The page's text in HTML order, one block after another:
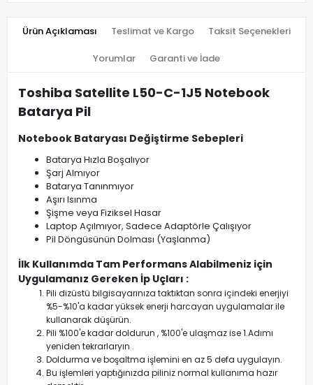
Ürün Açıklaması Teslimat ve Kargo Taksit Seçenekleri
Yorumlar Garanti ve İade
Toshiba Satellite L50-C-1J5 Notebook
Batarya Pil
Notebook Bataryası Değiştirme Sebepleri
Batarya Hızla Boşalıyor
Şarj Almıyor
Batarya Tanınmıyor
Aşırı Isınma
Şişme veya Fiziksel Hasar
Laptop Açılmıyor, Sadece Adaptörle Çalışıyor
Pil Döngüsünün Dolması (Yaşlanma)
İlk Kullanımda Tam Performans Alabilmeniz için
Uygulamanız Gereken İp Uçları :
Pili dizüstü bilgisayarınıza taktıktan sonra içindeki enerjiyi
%5-%10'a kadar yüksek enerji harcayan uygulamalar ile
kullanarak düşürün.
Pili %100'e kadar doldurun , %100'e ulaşmaz ise 1.Adımı
yeniden tekrarlaryın .
Doldurma ve boşaltma işlemini en az 5 defa uygulayın.
Bu işlemleri yaptığınızda piliniz normal kullanıma hazır